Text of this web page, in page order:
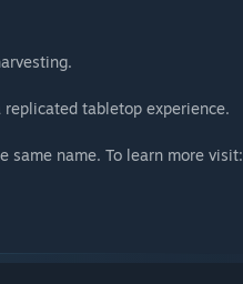
replicated tabletop experience.
same name. To learn more visit: